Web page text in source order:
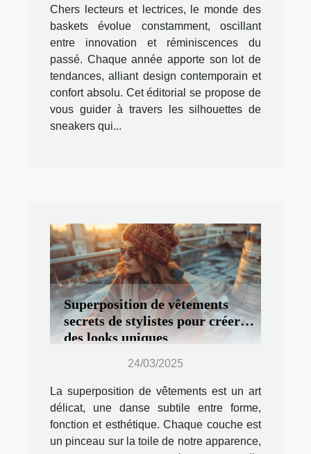
Chers lecteurs et lectrices, le monde des
baskets évolue constamment, oscillant
entre innovation et réminiscences du
passé. Chaque année apporte son lot de
tendances, alliant design contemporain et
confort absolu. Cet éditorial se propose de
vous guider à travers les silhouettes de
sneakers qui...
Superposition de vêtements
secrets de stylistes pour créer
des looks uniques
24/03/2025
La superposition de vêtements est un art
délicat, une danse subtile entre forme,
fonction et esthétique. Chaque couche est
un pinceau sur la toile de notre apparence,